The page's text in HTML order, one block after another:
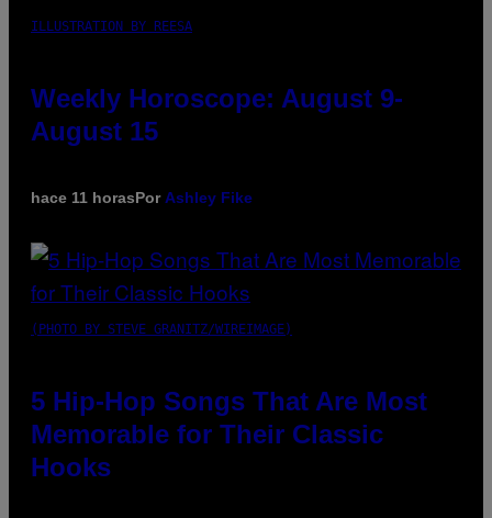
ILLUSTRATION BY REESA
Weekly Horoscope: August 9-
August 15
hace 11 horasPor Ashley Fike
(PHOTO BY STEVE GRANITZ/WIREIMAGE)
5 Hip-Hop Songs That Are Most
Memorable for Their Classic
Hooks